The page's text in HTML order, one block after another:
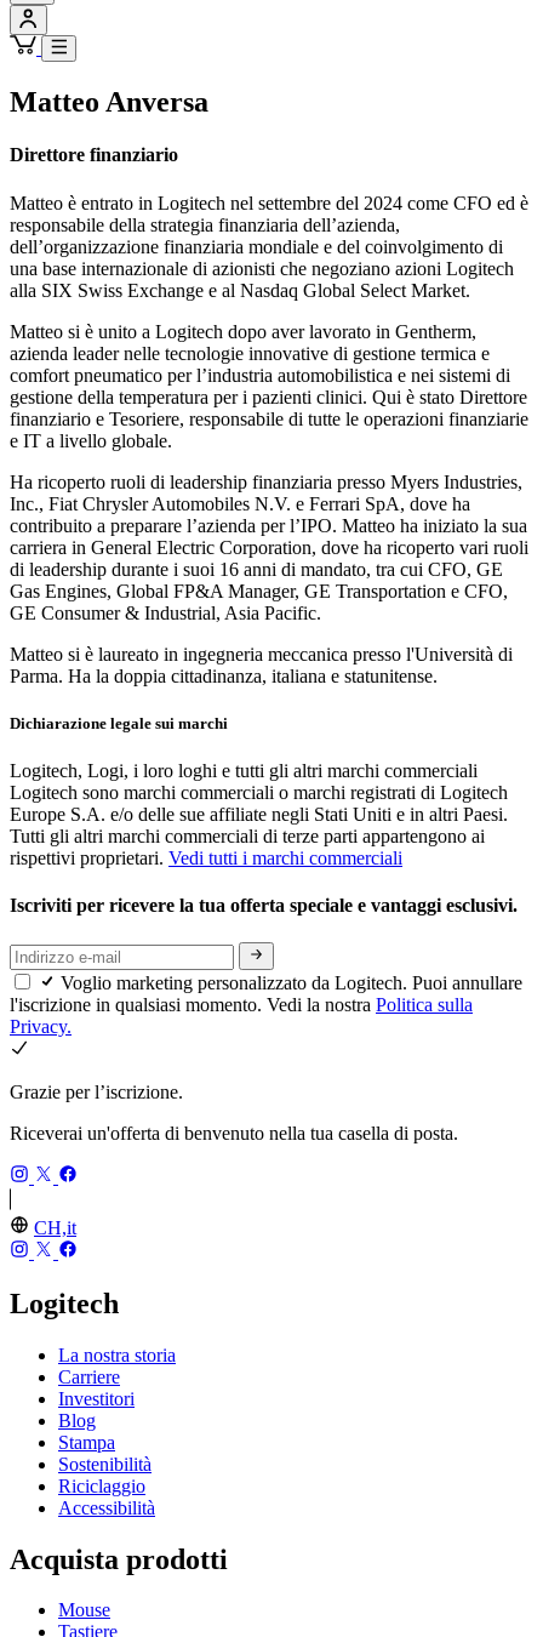
Matteo Anversa
Direttore finanziario
Matteo è entrato in Logitech nel settembre del 2024 come CFO ed è
responsabile della strategia finanziaria dell’azienda,
dell’organizzazione finanziaria mondiale e del coinvolgimento di
una base internazionale di azionisti che negoziano azioni Logitech
alla SIX Swiss Exchange e al Nasdaq Global Select Market.
Matteo si è unito a Logitech dopo aver lavorato in Gentherm,
azienda leader nelle tecnologie innovative di gestione termica e
comfort pneumatico per l’industria automobilistica e nei sistemi di
gestione della temperatura per i pazienti clinici. Qui è stato Direttore
finanziario e Tesoriere, responsabile di tutte le operazioni finanziarie
e IT a livello globale.
Ha ricoperto ruoli di leadership finanziaria presso Myers Industries,
Inc., Fiat Chrysler Automobiles N.V. e Ferrari SpA, dove ha
contribuito a preparare l’azienda per l’IPO. Matteo ha iniziato la sua
carriera in General Electric Corporation, dove ha ricoperto vari ruoli
di leadership durante i suoi 16 anni di mandato, tra cui CFO, GE
Gas Engines, Global FP&A Manager, GE Transportation e CFO,
GE Consumer & Industrial, Asia Pacific.
Matteo si è laureato in ingegneria meccanica presso l'Università di
Parma. Ha la doppia cittadinanza, italiana e statunitense.
Dichiarazione legale sui marchi
Logitech, Logi, i loro loghi e tutti gli altri marchi commerciali
Logitech sono marchi commerciali o marchi registrati di Logitech
Europe S.A. e/o delle sue affiliate negli Stati Uniti e in altri Paesi.
Tutti gli altri marchi commerciali di terze parti appartengono ai
rispettivi proprietari. Vedi tutti i marchi commerciali
Iscriviti per ricevere la tua offerta speciale e vantaggi esclusivi.
Voglio marketing personalizzato da Logitech. Puoi annullare
l'iscrizione in qualsiasi momento. Vedi la nostra Politica sulla
Privacy.
Grazie per l’iscrizione.
Riceverai un'offerta di benvenuto nella tua casella di posta.
CH,it
Logitech
La nostra storia
Carriere
Investitori
Blog
Stampa
Sostenibilità
Riciclaggio
Accessibilità
Acquista prodotti
Mouse
Tastiere